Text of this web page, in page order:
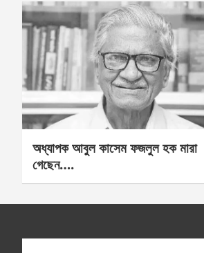
অধ্যাপক আবুল কাসেম ফজলুল হক মারা
গেছেন….